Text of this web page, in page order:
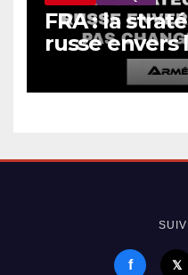
FRA : la
russe envers
pas changé
f 𝕏